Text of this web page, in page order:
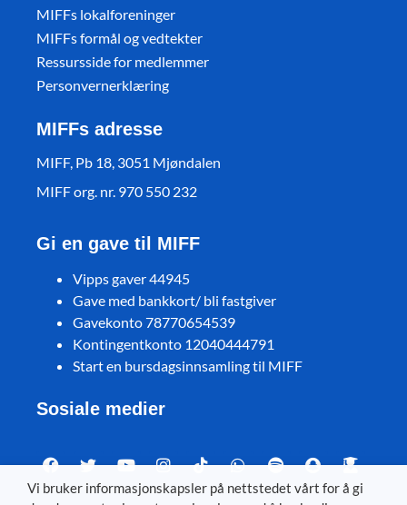
MIFFs lokalforeninger
MIFFs formål og vedtekter
Ressursside for medlemmer
Personvernerklæring
MIFFs adresse
MIFF, Pb 18, 3051 Mjøndalen
MIFF org. nr. 970 550 232
Gi en gave til MIFF
Vipps gaver 44945
Gave med bankkort/ bli fastgiver
Gavekonto 78770654539
Kontingentkonto 12040444791
Start en bursdagsinnsamling til MIFF
Sosiale medier
Vi bruker informasjonskapsler på nettstedet vårt for å gi